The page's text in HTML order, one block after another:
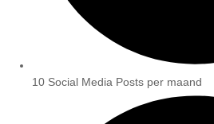
10 Social Media Posts per maand